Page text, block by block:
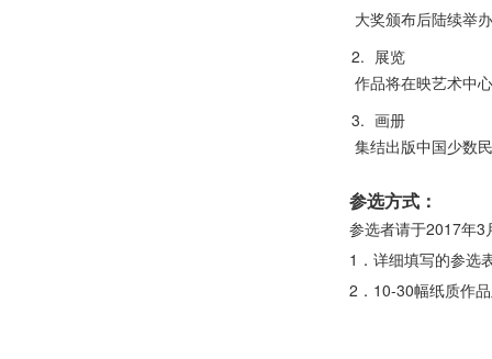
大奖颁布后陆续举
展览
作品将在映艺术中
画册
集结出版中国少数
参选方式：
参选者请于2017年3
1．详细填写的参选
2．10-30幅纸质作